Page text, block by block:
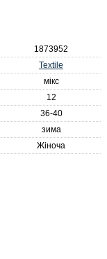
1873952
Textile
мікс
12
36-40
зима
Жіноча